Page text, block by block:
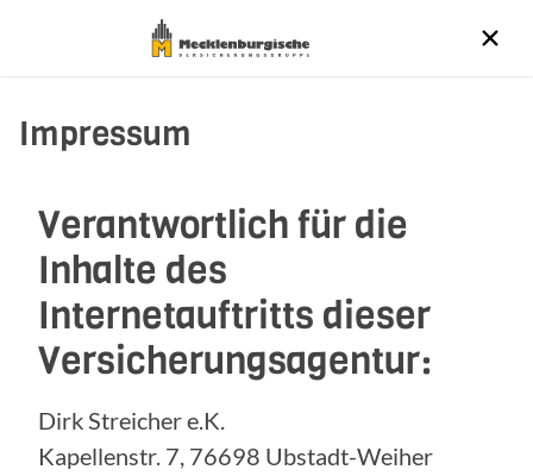
Impressum
Verantwortlich für die
Inhalte des
Internetauftritts dieser
Versicherungsagentur:
Dirk Streicher e.K.
Kapellenstr. 7, 76698 Ubstadt-Weiher